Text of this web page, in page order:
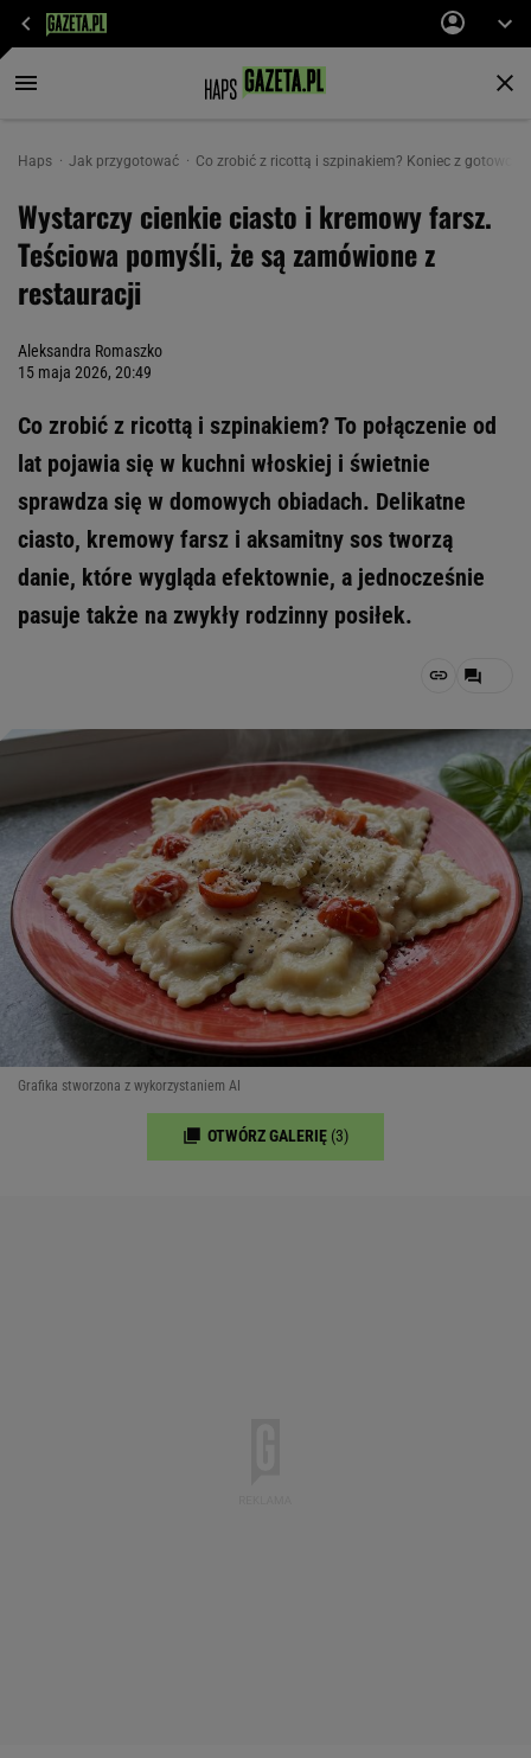
Haps Jak przygotować Co zrobić z ricottą i szpinakiem? Koniec z
Wystarczy cienkie ciasto i kremowy farsz.
Teściowa pomyśli, że są zamówione z
restauracji
Aleksandra Romaszko
15 maja 2026, 20:49
Co zrobić z ricottą i szpinakiem? To połączenie od
lat pojawia się w kuchni włoskiej i świetnie
sprawdza się w domowych obiadach. Delikatne
ciasto, kremowy farsz i aksamitny sos tworzą
danie, które wygląda efektownie, a jednocześnie
pasuje także na zwykły rodzinny posiłek.
Grafika stworzona z wykorzystaniem AI
OTWÓRZ GALERIĘ (3)